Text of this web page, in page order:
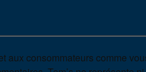
aux consommateurs comme